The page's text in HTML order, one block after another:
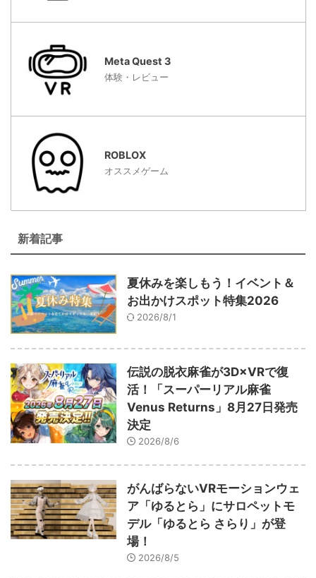
Meta Quest 3
体験・レビュー
ROBLOX
オススメゲーム
新着記事
夏休みを楽しもう！イベント＆
お出かけスポット特集2026
2026/8/1
伝説の脱衣麻雀が3D×VRで復
活！「スーパーリアル麻雀
Venus Returns」8月27日発売
決定
2026/8/6
がんばらないVRモーションウェ
ア「ゆるとら」にサロペットモ
デル「ゆるとら さらり」が登
場！
2026/8/5